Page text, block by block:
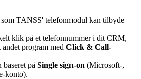
TANSS' telefonmodul kan tilbyde
klik på et telefonnummer i dit CRM,
program med Click & Call-
på Single sign-on (Microsoft-,
konto).